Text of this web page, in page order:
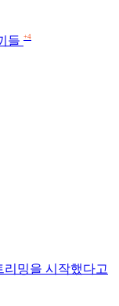
들 +4
밍을 시작했다고